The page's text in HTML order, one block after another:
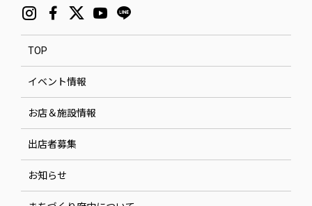
TOP
イベント情報
お店＆施設情報
出店者募集
お知らせ